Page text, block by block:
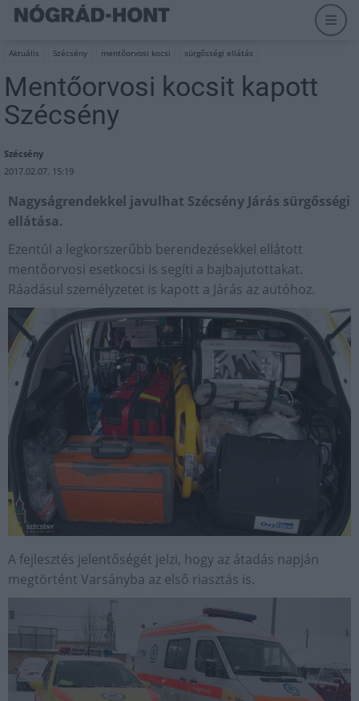
Aktuális Szécsény mentőorvosi kocsi sürgősségi ellátás
Mentőorvosi kocsit kapott
Szécsény
Szécsény
2017.02.07. 15:19
Nagyságrendekkel javulhat Szécsény Járás sürgősségi
ellátása.
Ezentúl a legkorszerűbb berendezésekkel ellátott
mentőorvosi esetkocsi is segíti a bajbajutottakat.
Ráadásul személyzetet is kapott a Járás az autóhoz.
A fejlesztés jelentőségét jelzi, hogy az átadás napján
megtörtént Varsányba az első riasztás is.